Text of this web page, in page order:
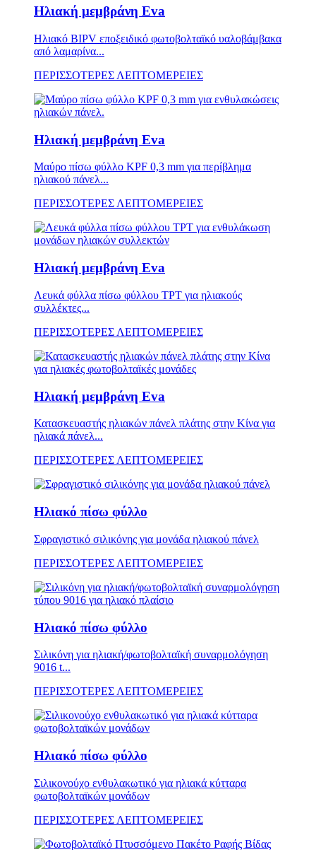
Ηλιακή μεμβράνη Eva
Ηλιακό BIPV εποξειδικό φωτοβολταϊκό υαλοβάμβακα
από λαμαρίνα...
ΠΕΡΙΣΣΟΤΕΡΕΣ ΛΕΠΤΟΜΕΡΕΙΕΣ
Ηλιακή μεμβράνη Eva
Μαύρο πίσω φύλλο KPF 0,3 mm για περίβλημα
ηλιακού πάνελ...
ΠΕΡΙΣΣΟΤΕΡΕΣ ΛΕΠΤΟΜΕΡΕΙΕΣ
Ηλιακή μεμβράνη Eva
Λευκά φύλλα πίσω φύλλου TPT για ηλιακούς
συλλέκτες...
ΠΕΡΙΣΣΟΤΕΡΕΣ ΛΕΠΤΟΜΕΡΕΙΕΣ
Ηλιακή μεμβράνη Eva
Κατασκευαστής ηλιακών πάνελ πλάτης στην Κίνα για
ηλιακά πάνελ...
ΠΕΡΙΣΣΟΤΕΡΕΣ ΛΕΠΤΟΜΕΡΕΙΕΣ
Ηλιακό πίσω φύλλο
Σφραγιστικό σιλικόνης για μονάδα ηλιακού πάνελ
ΠΕΡΙΣΣΟΤΕΡΕΣ ΛΕΠΤΟΜΕΡΕΙΕΣ
Ηλιακό πίσω φύλλο
Σιλικόνη για ηλιακή/φωτοβολταϊκή συναρμολόγηση
9016 t...
ΠΕΡΙΣΣΟΤΕΡΕΣ ΛΕΠΤΟΜΕΡΕΙΕΣ
Ηλιακό πίσω φύλλο
Σιλικονούχο ενθυλακωτικό για ηλιακά κύτταρα
φωτοβολταϊκών μονάδων
ΠΕΡΙΣΣΟΤΕΡΕΣ ΛΕΠΤΟΜΕΡΕΙΕΣ